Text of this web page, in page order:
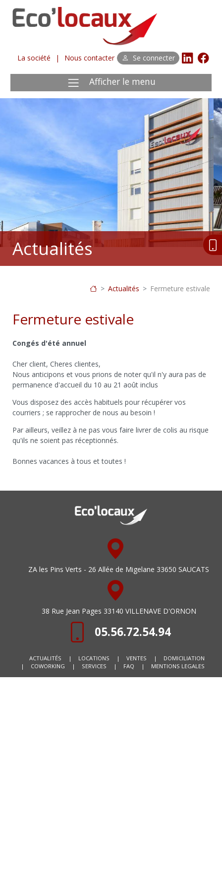
La société | Nous contacter Se connecter
Afficher le menu
Actualités
Actualités Fermeture estivale
Fermeture estivale
Congés d'été annuel
Cher client, Cheres clientes,
Nous anticipons et vous prions de noter qu'il n'y aura pas de
permanence d'accueil du 10 au 21 août inclus
Vous disposez des accès habituels pour récupérer vos
courriers ; se rapprocher de nous au besoin !
Par ailleurs, veillez à ne pas vous faire livrer de colis au risque
qu'ils ne soient pas réceptionnés.
Bonnes vacances à tous et toutes !
ZA les Pins Verts - 26 Allée de Migelane 33650 SAUCATS
38 Rue Jean Pages 33140 VILLENAVE D'ORNON
05.56.72.54.94
ACTUALITÉS | LOCATIONS | VENTES |
DOMICILIATION
|
COWORKING | SERVICES | FAQ | MENTIONS LEGALES